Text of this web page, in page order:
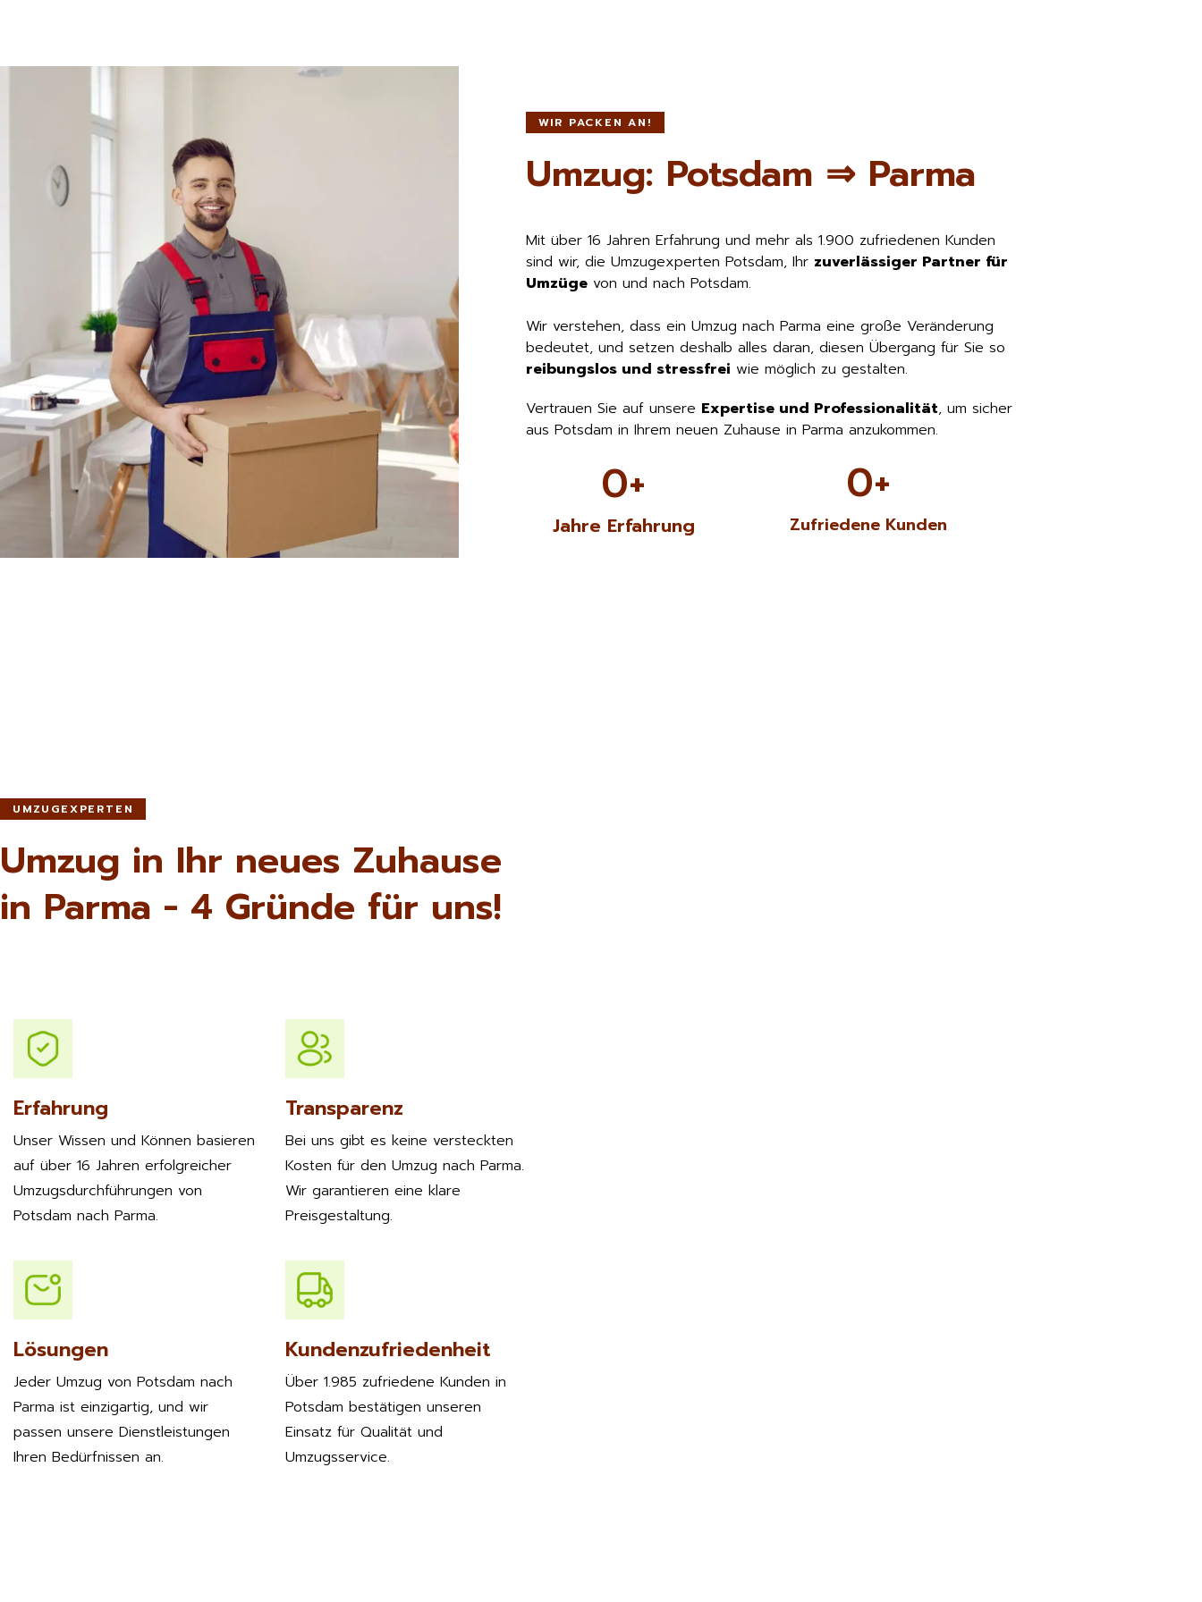
WIR PACKEN AN!
Umzug: Potsdam ⇒ Parma
Mit über 16 Jahren Erfahrung und mehr als 1.900 zufriedenen Kunden
sind wir, die Umzugexperten Potsdam, Ihr zuverlässiger Partner für
Umzügevon und nach Potsdam.
Wir verstehen, dass ein Umzug nach Parma eine große Veränderung
bedeutet, und setzen deshalb alles daran, diesen Übergang für Sie so
reibungslos und stressfrei wie möglich zu gestalten.
Vertrauen Sie auf unsere Expertise und Professionalität, um sicher
aus Potsdam in Ihrem neuen Zuhause in Parma anzukommen.
0+
Jahre Erfahrung
0+
Zufriedene Kunden
UMZUGEXPERTEN
Umzug in Ihr neues Zuhause
in Parma - 4 Gründe für uns!
Erfahrung
Unser Wissen und Können basieren
auf über 16 Jahren erfolgreicher
Umzugsdurchführungen von
Potsdam nach Parma.
Lösungen
Jeder Umzug von Potsdam nach
Parma ist einzigartig, und wir
passen unsere Dienstleistungen
Ihren Bedürfnissen an.
Transparenz
Bei uns gibt es keine versteckten
Kosten für den Umzug nach Parma.
Wir garantieren eine klare
Preisgestaltung.
Kundenzufriedenheit
Über 1.985 zufriedene Kunden in
Potsdam bestätigen unseren
Einsatz für Qualität und
Umzugsservice.